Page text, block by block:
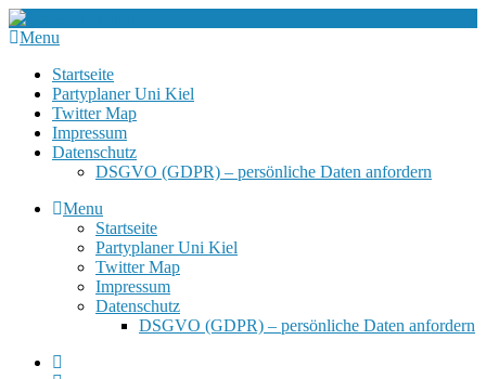
Menu
Startseite
Partyplaner Uni Kiel
Twitter Map
Impressum
Datenschutz
DSGVO (GDPR) – persönliche Daten anfordern
Menu
Startseite
Partyplaner Uni Kiel
Twitter Map
Impressum
Datenschutz
DSGVO (GDPR) – persönliche Daten anfordern